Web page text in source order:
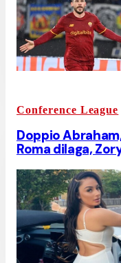
Conference League
Doppio
Roma dilaga,